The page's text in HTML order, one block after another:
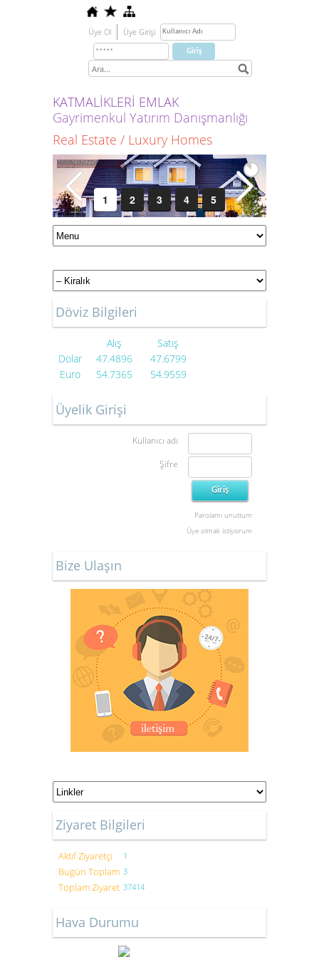
Üye Ol Üye Girişi
KATMALİKLERİ EMLAK
Gayrimenkul Yatırım Danışmanlığı
Real Estate / Luxury Homes
1 2 3 4 5
Döviz Bilgileri
Alış
Satış
Dolar
47.4896
47.6799
Euro
54.7365 54.9559
Üyelik Girişi
Kullanıcı adı
Şifre
Parolamı unuttum
Üye olmak istiyorum
Bize Ulaşın
Ziyaret Bilgileri
Aktif Ziyaretçi 1
Bugün Toplam 3
Toplam Ziyaret 37414
Hava Durumu